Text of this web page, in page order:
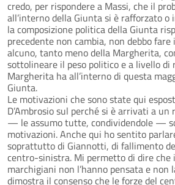
credo, per rispondere a Massi, che il
all’interno della Giunta si è rafforzato o
la composizione politica della Giunta
precedente non cambia, non debbo
alcuno, tanto meno della Margherita,
sottolineare il peso politico e a livello di
Margherita ha all’interno di questa
Giunta.
Le motivazioni che sono state qui
D’Ambrosio sul perché si è arrivati a
— le assumo tutte, condividendole —
motivazioni. Anche qui ho sentito
soprattutto di Giannotti, di fallimento
centro-sinistra. Mi permetto di dire
marchigiani non l’hanno pensata e non
dimostra il consenso che le forze del